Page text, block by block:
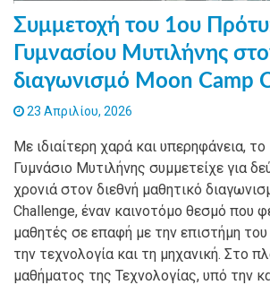
Συμμετοχή του 1ου
Γυμνασίου Μυτιλήνης
διαγωνισμό Moon Camp
23 Απριλίου, 2026
Με ιδιαίτερη χαρά και υπερηφάνεια,
Γυμνάσιο Μυτιλήνης συμμετείχε για
χρονιά στον διεθνή μαθητικό
Challenge, έναν καινοτόμο θεσμό που
μαθητές σε επαφή με την επιστήμη
την τεχνολογία και τη μηχανική. Στο
μαθήματος της Τεχνολογίας, υπό την